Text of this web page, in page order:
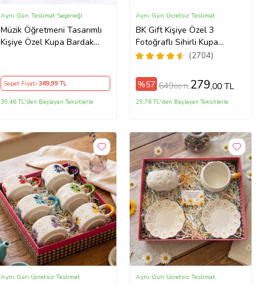
Müzik Öğretmeni Tasarımlı
Kişiye Özel Kupa Bardak
Aynı Gün Teslimat Seçeneği
Sepet Fiyatı369,99 TL
39,46 TL'den Başlayan Taksitlerle
BK Gift Kişiye Özel 3
Fotoğraflı Sihirli Kupa
Bardak, Arkadaşa Hediye,
(2704)
Aynı Gün Ücretsiz Teslimat
%57 649,00 TL 279,00 TL
29,76 TL'den Başlayan Taksitlerle
Aynı Gün Ücretsiz Teslimat Aynı Gün Ücretsiz Teslimat